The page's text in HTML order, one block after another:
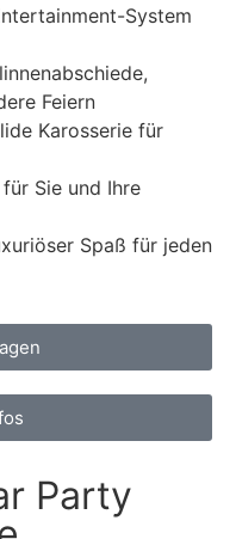
System
Feiern
Karosserie für
Sie und Ihre
Spaß für jeden
Party